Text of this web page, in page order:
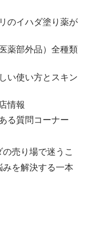
のイハダ塗り薬が
薬部外品）全種類
い使い方とスキン
情報
る質問コーナー
売り場で迷うこ
を解決する一本